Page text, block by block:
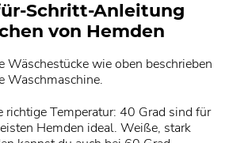
Schritt-Anleitung
von Hemden
Wäschestücke wie oben beschrieben
Waschmaschine.
richtige Temperatur: 40 Grad sind für
Hemden ideal. Weiße, stark